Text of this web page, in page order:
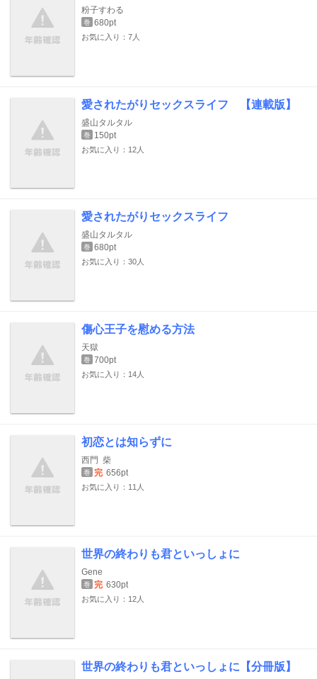
粉子すわる
巻 680pt
お気に入り：7人
愛されたがりセックスライフ 【連載版】
盛山タルタル
巻 150pt
お気に入り：12人
愛されたがりセックスライフ
盛山タルタル
巻 680pt
お気に入り：30人
傷心王子を慰める方法
天獄
巻 700pt
お気に入り：14人
初恋とは知らずに
西門 柴
巻 完 656pt
お気に入り：11人
世界の終わりも君といっしょに
Gene
巻 完 630pt
お気に入り：12人
世界の終わりも君といっしょに【分冊版】